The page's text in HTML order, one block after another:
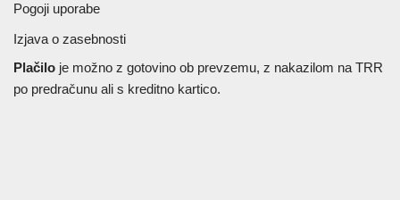
Pogoji uporabe
Izjava o zasebnosti
Plačilo je možno z gotovino ob prevzemu, z nakazilom na TRR
po predračunu ali s kreditno kartico.